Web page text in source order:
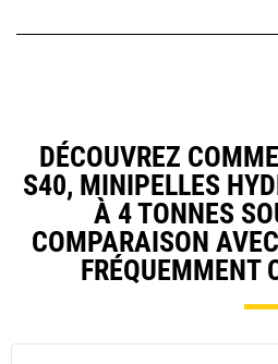
DÉCOUVREZ
S40, MINIPELLES
À 4 TONNES
COMPARAISON
FRÉQUEMMENT